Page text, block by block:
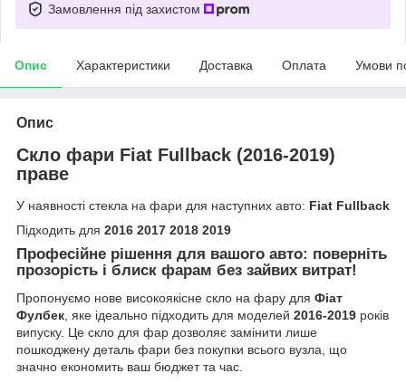
Замовлення під захистом
Опис Характеристики Доставка Оплата Умови
Опис
Скло фари Fiat Fullback (2016-2019)
праве
У наявності стекла на фари для наступних авто: Fiat Fullback
Підходить для 2016 2017 2018 2019
Професійне рішення для вашого авто: поверніть
прозорість і блиск фарам без зайвих витрат!
Пропонуємо нове високоякісне скло на фару для Фіат
Фулбек, яке ідеально підходить для моделей 2016-2019 років
випуску. Це скло для фар дозволяє замінити лише
пошкоджену деталь фари без покупки всього вузла, що
значно економить ваш бюджет та час.